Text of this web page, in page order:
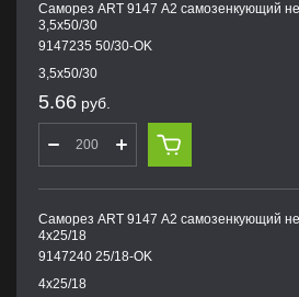
Саморез ART 9147 А2 самозенкующий
3,5х50/30
9147235 50/30-OK
3,5х50/30
5.66 руб.
Саморез ART 9147 А2 самозенкующий
4х25/18
9147240 25/18-OK
4х25/18